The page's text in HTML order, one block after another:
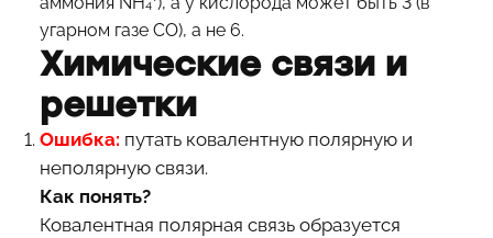
угарном газе CO), а не 6.
Химические связи и
решетки
Ошибка: путать ковалентную полярную и
неполярную связи.
Как понять?
Ковалентная полярная связь образуется